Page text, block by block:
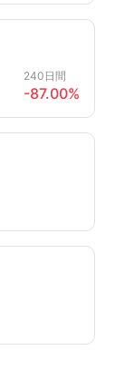
240日間
-87.00%